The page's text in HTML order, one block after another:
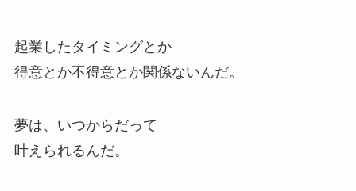
起業したタイミングとか
得意とか不得意とか関係ないんだ。
夢は、いつからだって
叶えられるんだ。